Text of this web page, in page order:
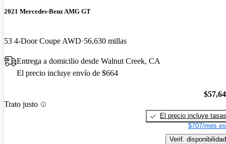
2021 Mercedes-Benz AMG GT
53 4-Door Coupe AWD 56,630 millas
Entrega a domicilio desde Walnut Creek, CA
El precio incluye envío de $664
Trato justo
El precio incluye tasas
$707/mes
Verif. disponibilidad